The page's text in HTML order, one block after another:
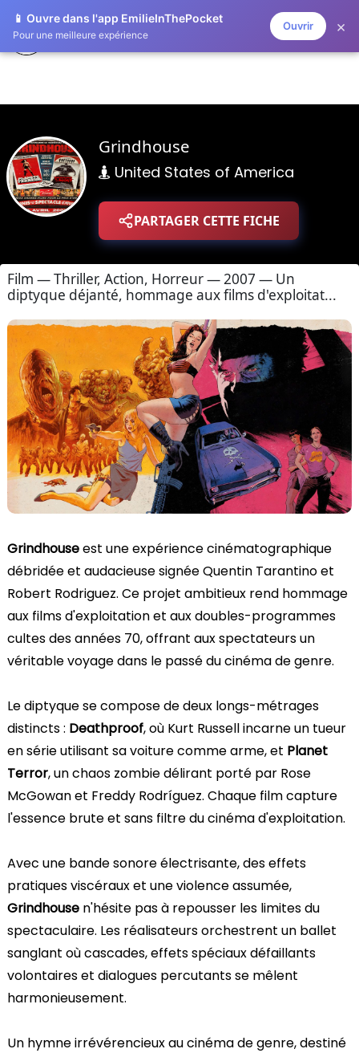
📱 Ouvre dans l'app EmilieInThePocket
Pour une meilleure expérience
Ouvrir ×
ZAPLISTOO
Grindhouse
United States of America
PARTAGER CETTE FICHE
Film — Thriller, Action, Horreur — 2007 — Un
diptyque déjanté, hommage aux films d'exploitat...
Grindhouseest une expérience cinématographique
débridée et audacieuse signée Quentin Tarantino et
Robert Rodriguez. Ce projet ambitieux rend hommage
aux films d'exploitation et aux doubles-programmes
cultes des années 70, offrant aux spectateurs un
véritable voyage dans le passé du cinéma de genre.
Le diptyque se compose de deux longs-métrages
distincts : Deathproof, où Kurt Russell incarne un tueur
en série utilisant sa voiture comme arme, et Planet
Terror, un chaos zombie délirant porté par Rose
McGowan et Freddy Rodríguez. Chaque film capture
l'essence brute et sans filtre du cinéma d'exploitation.
Avec une bande sonore électrisante, des effets
pratiques viscéraux et une violence assumée,
Grindhouse n'hésite pas à repousser les limites du
spectaculaire. Les réalisateurs orchestrent un ballet
sanglant où cascades, effets spéciaux défaillants
volontaires et dialogues percutants se mêlent
harmonieusement.
Un hymne irrévérencieux au cinéma de genre, destiné